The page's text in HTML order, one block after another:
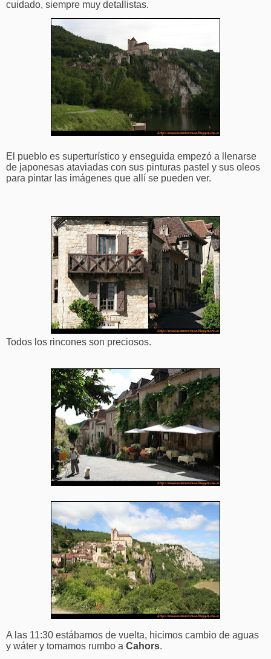
cuidado, siempre muy detallistas.
El pueblo es superturístico y enseguida empezó a llenarse
de japonesas ataviadas con sus pinturas pastel y sus oleos
para pintar las imágenes que allí se pueden ver.
Todos los rincones son preciosos.
A las 11:30 estábamos de vuelta, hicimos cambio de aguas
y wáter y tomamos rumbo a Cahors.